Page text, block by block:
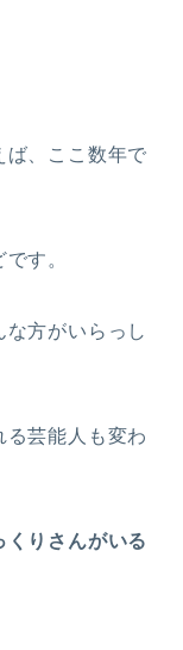
ば、ここ数年で
す。
な方がいらっし
芸能人も変わ
りさんがいる